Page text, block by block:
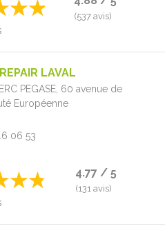
(537 avis)
LAVAL
PEGASE, 60 avenue de
Européenne
06 53
4.77 / 5
(131 avis)